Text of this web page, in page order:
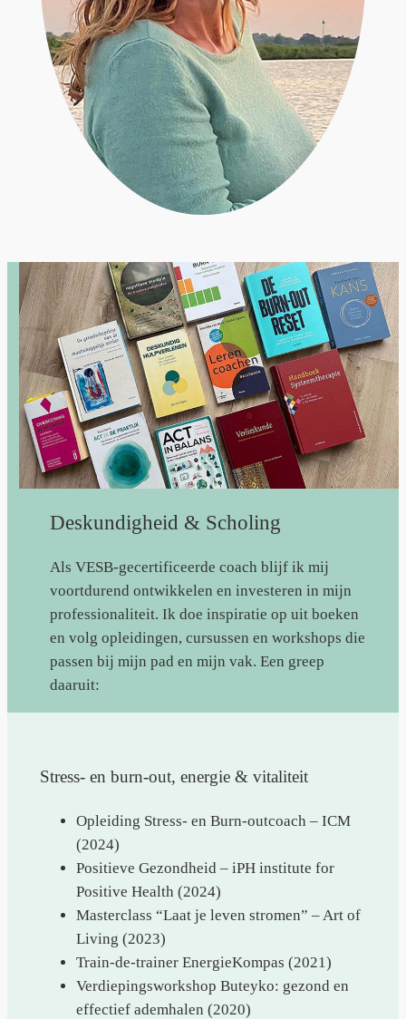
Deskundigheid & Scholing
Als VESB-gecertificeerde coach blijf ik mij
voortdurend ontwikkelen en investeren in mijn
professionaliteit. Ik doe inspiratie op uit boeken
en volg opleidingen, cursussen en workshops die
passen bij mijn pad en mijn vak. Een greep
daaruit:
Stress- en burn-out, energie & vitaliteit
Opleiding Stress- en Burn-outcoach – ICM
(2024)
Positieve Gezondheid – iPH institute for
Positive Health (2024)
Masterclass “Laat je leven stromen” – Art of
Living (2023)
Train-de-trainer EnergieKompas (2021)
Verdiepingsworkshop Buteyko: gezond en
effectief ademhalen (2020)